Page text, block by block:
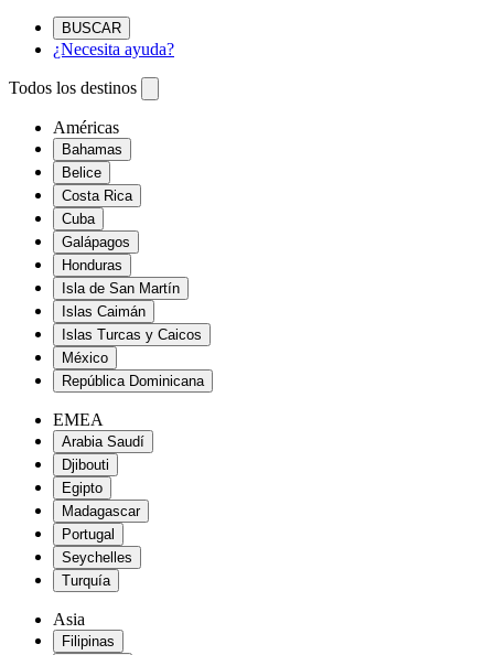
BUSCAR
¿Necesita ayuda?
Todos los destinos
Américas
Bahamas
Belice
Costa Rica
Cuba
Galápagos
Honduras
Isla de San Martín
Islas Caimán
Islas Turcas y Caicos
México
República Dominicana
EMEA
Arabia Saudí
Djibouti
Egipto
Madagascar
Portugal
Seychelles
Turquía
Asia
Filipinas